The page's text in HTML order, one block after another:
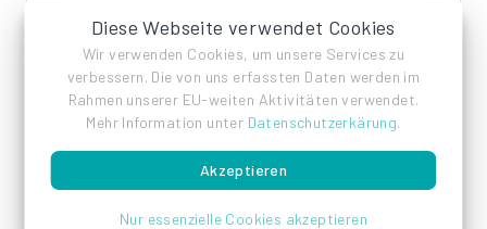
Diese Webseite verwendet Cookies
Wir verwenden Cookies, um unsere Services zu
verbessern. Die von uns erfassten Daten werden im
Rahmen unserer EU-weiten Aktivitäten verwendet.
Mehr Information unter Datenschutzerkärung.
Akzeptieren
Nur essenzielle Cookies akzeptieren
ImpressumDatenschutzAGB